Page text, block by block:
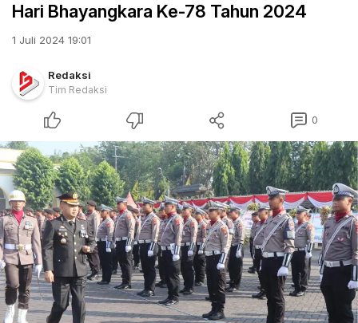
Hari Bhayangkara Ke-78 Tahun 2024
1 Juli 2024 19:01
Redaksi
Tim Redaksi
0